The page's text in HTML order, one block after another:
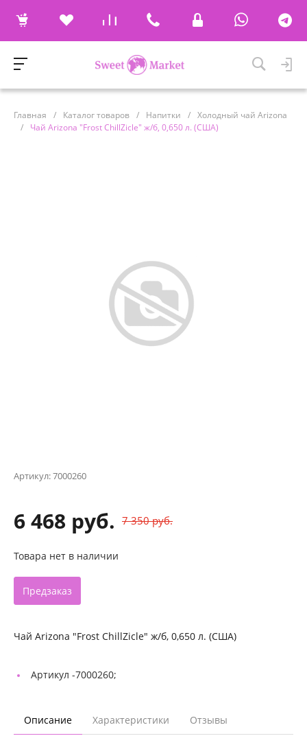
Главная / Каталог товаров / Напитки / Холодный чай Arizona
/
Чай Arizona "Frost ChillZicle" ж/б, 0,650 л. (США)
Артикул:7000260
6 468 руб. 7 350 руб.
Товара нет в наличии
Предзаказ
Чай Arizona "Frost ChillZicle" ж/б, 0,650 л. (США)
Артикул -7000260;
Описание Характеристики Отзывы